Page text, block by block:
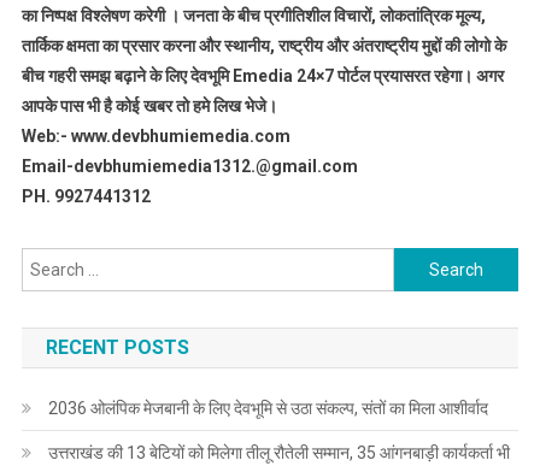
का निष्पक्ष विश्लेषण करेगी । जनता के बीच प्रगीतिशील विचारों, लोकतांत्रिक मूल्य,
तार्किक क्षमता का प्रसार करना और स्थानीय, राष्ट्रीय और अंतराष्ट्रीय मुद्दों की लोगो के
बीच गहरी समझ बढ़ाने के लिए देवभूमि Emedia 24×7 पोर्टल प्रयासरत रहेगा। अगर
आपके पास भी है कोई खबर तो हमे लिख भेजे।
Web:- www.devbhumiemedia.com
Email-devbhumiemedia1312.@gmail.com
PH. 9927441312
Search
for:
RECENT POSTS
2036 ओलंपिक मेजबानी के लिए देवभूमि से उठा संकल्प, संतों का मिला आशीर्वाद
उत्तराखंड की 13 बेटियों को मिलेगा तीलू रौतेली सम्मान, 35 आंगनबाड़ी कार्यकर्ता भी